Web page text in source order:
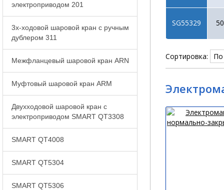
SG55329 50
Сортировка:
электроприводом 201
3x-ходовой шаровой кран с ручным
дублером 311
Межфланцевый шаровой кран ARN
Муфтовый шаровой кран ARM
Двухходовой шаровой кран с
электроприводом SMART QT3308
SMART QT4008
SMART QT5304
SMART QT5306